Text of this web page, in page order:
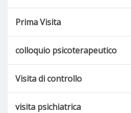
Prima Visita
colloquio psicoterapeutico
Visita di controllo
visita psichiatrica